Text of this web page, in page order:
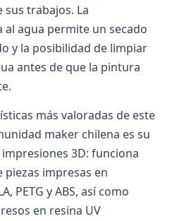
trabajos. La
agua permite un secado
y la posibilidad de limpiar
antes de que la pintura
más valoradas de este
maker chilena es su
3D: funciona
impresas en
PETG y ABS, así como
en resina UV